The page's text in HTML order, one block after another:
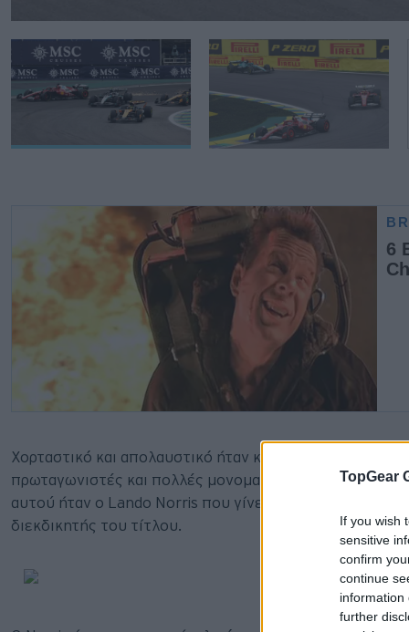
TopGear
If you wish
sensitive
confirm
continue
information
further
Χορταστικό και απολαυστικό ήταν και το φετινό
πρωταγωνιστές και πολλές μονομαχίες σε κάθε σημείο
αυτού ήταν ο Lando Norris που γίνεται κάπως έτσι
διεκδικητής του τίτλου.